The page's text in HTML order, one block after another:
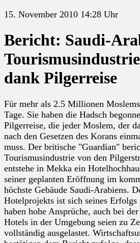
15. November 2010 14:28 Uhr
Bericht: Saudi-
dank Pilgerreise
Für mehr als 2.5 Millionen
Tage. Sie haben die Hadsch
Pilgerreise, die jeder Moslem, der
nach den Gesetzen des Korans
muss. Der britische "Guardian"
Tourismusindustrie von den
entstehe in Mekka ein
seiner geplanten Eröffnung im
höchste Gebäude Saudi-Arabiens.
Hotelprojekts ist sich seines Erfolgs
haben hohe Ansprüche, auch bei
Hotels in der Umgebung seien zu
vollständig ausgelastet.